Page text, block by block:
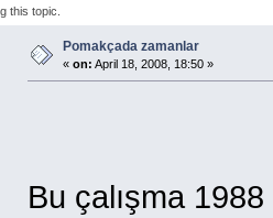
this topic.
Pomakçada zamanlar
« on: April 18, 2008, 18:50 »
Bu çalışma